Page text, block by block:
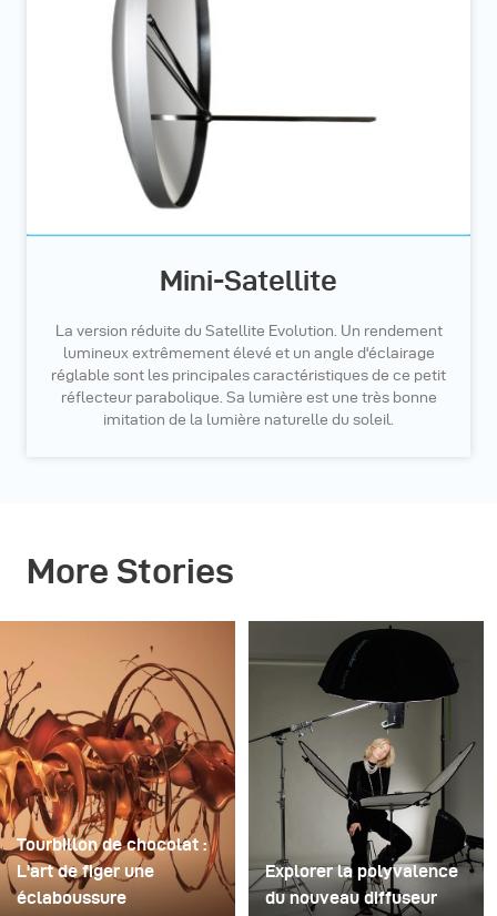
Mini-Satellite
La version réduite du Satellite Evolution. Un rendement
lumineux extrêmement élevé et un angle d'éclairage
réglable sont les principales caractéristiques de ce petit
réflecteur parabolique. Sa lumière est une très bonne
imitation de la lumière naturelle du soleil.
More Stories
Tourbillon de chocolat :
L'art de figer une
éclaboussure
Explorer la polyvalence
du nouveau diffuseur